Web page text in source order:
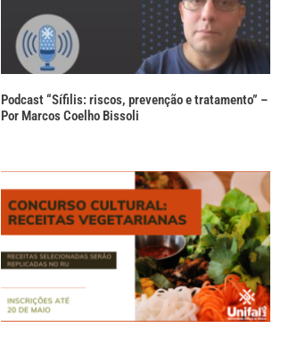
Podcast “Sífilis: riscos, prevenção e tratamento” –
Por Marcos Coelho Bissoli